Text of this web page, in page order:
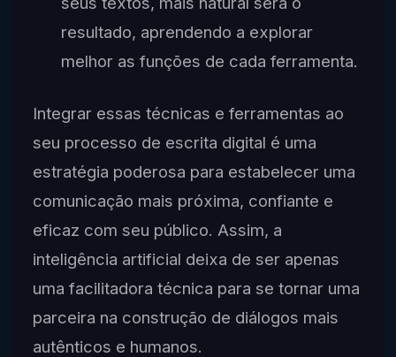
resultado, aprendendo a explorar
melhor as funções de cada ferramenta.
Integrar essas técnicas e ferramentas ao
seu processo de escrita digital é uma
estratégia poderosa para estabelecer uma
comunicação mais próxima, confiante e
eficaz com seu público. Assim, a
inteligência artificial deixa de ser apenas
uma facilitadora técnica para se tornar uma
parceira na construção de diálogos mais
autênticos e humanos.